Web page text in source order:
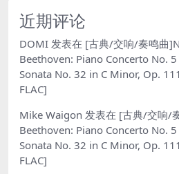
近期评论
DOMI 发表在 [古典/交响/奏鸣曲
Beethoven: Piano Concerto No.
Sonata No. 32 in C Minor, Op.
FLAC]
Mike Waigon 发表在 [古典/交响/
Beethoven: Piano Concerto No.
Sonata No. 32 in C Minor, Op.
FLAC]